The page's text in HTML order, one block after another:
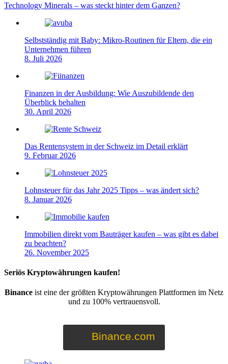
Technology Minerals – was steckt hinter dem Ganzen?
Selbstständig mit Baby: Mikro-Routinen für Eltern, die ein
Unternehmen führen
8. Juli 2026
Finanzen in der Ausbildung: Wie Auszubildende den
Überblick behalten
30. April 2026
Das Rentensystem in der Schweiz im Detail erklärt
9. Februar 2026
Lohnsteuer für das Jahr 2025 Tipps – was ändert sich?
8. Januar 2026
Immobilien direkt vom Bauträger kaufen – was gibt es dabei
zu beachten?
26. November 2025
Seriös Kryptowährungen kaufen!
Binance ist eine der größten Kryptowährungen Plattformen im Netz
und zu 100% vertrauensvoll.
Binance.com